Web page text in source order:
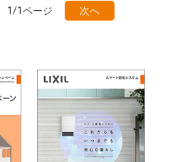
目次も検索 検 索
省エネ住宅関連（11）
カタログ一覧＆使い方（2）
玄関ドア・引戸（1）
エクステリア（1）
1/1ページ 次へ